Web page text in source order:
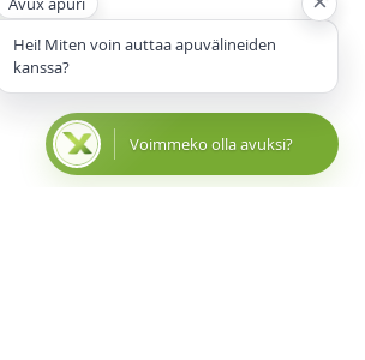
Hei! Miten voin auttaa apuvälineiden
kanssa?
Voimmeko olla avuksi?
Close